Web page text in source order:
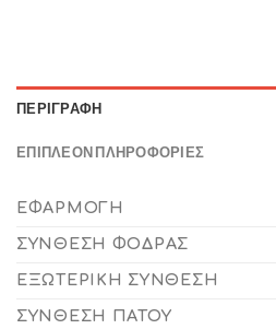
ΠΕΡΙΓΡΑΦΉ
ΕΠΙΠΛΈΟΝ ΠΛΗΡΟΦΟΡΊΕΣ
ΕΦΑΡΜΟΓΉ
ΣΎΝΘΕΣΗ ΦΌΔΡΑΣ
ΕΞΩΤΕΡΙΚΉ ΣΎΝΘΕΣΗ
ΣΎΝΘΕΣΗ ΠΆΤΟΥ